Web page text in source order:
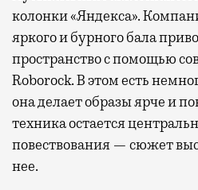
колонки «Яндекса».
яркого и бурного бала
пространство с помощью
Roborock. В этом есть
она делает образы ярче и
техника остается
повествования — сюжет
нее.